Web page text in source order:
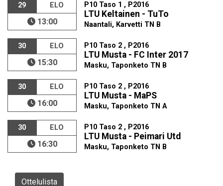
29 ELO
13:00
P10 Taso 1 , P2016
LTU Keltainen - TuTo
Naantali, Karvetti TN B
30 ELO
15:30
P10 Taso 2 , P2016
LTU Musta - FC Inter 2017
Masku, Taponketo TN B
30 ELO
16:00
P10 Taso 2 , P2016
LTU Musta - MaPS
Masku, Taponketo TN A
30 ELO
16:30
P10 Taso 2 , P2016
LTU Musta - Peimari Utd
Masku, Taponketo TN B
Ottelulista